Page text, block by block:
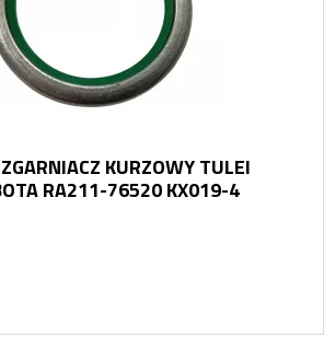
KURZOWY TULEI
RA211-76520 KX019-4